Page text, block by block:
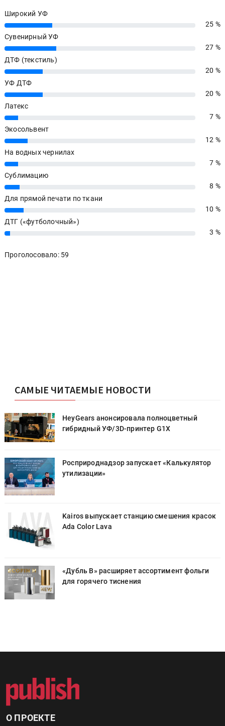
Широкий УФ
25%
25 %
Сувенирный УФ
27%
27 %
ДТФ (текстиль)
20%
20 %
УФ ДТФ
20%
20 %
Латекс
7%
7 %
Экосольвент
12%
12 %
На водных чернилах
7%
7 %
Сублимацию
8%
8 %
Для прямой печати по ткани
10%
10 %
ДТГ («футболочный»)
3% 3 %
Проголосовало: 59
САМЫЕ ЧИТАЕМЫЕ НОВОСТИ
HeyGears анонсировала полноцветный
гибридный УФ/3D-принтер G1X
Росприроднадзор запускает «Калькулятор
утилизации»
Kairos выпускает станцию смешения красок
Ada Color Lava
«Дубль В» расширяет ассортимент фольги
для горячего тиснения
О ПРОЕКТЕ